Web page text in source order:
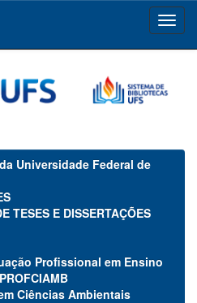
Universidade Federal de
TESES E DISSERTAÇÕES
Profissional em Ensino
Ciências Ambientais